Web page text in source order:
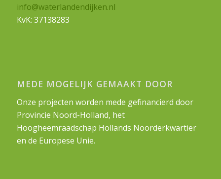
info@waterlandendijken.nl
KvK: 37138283
MEDE MOGELIJK GEMAAKT DOOR
Onze projecten worden mede gefinancierd door
Provincie Noord-Holland, het
Hoogheemraadschap Hollands Noorderkwartier
en de Europese Unie.